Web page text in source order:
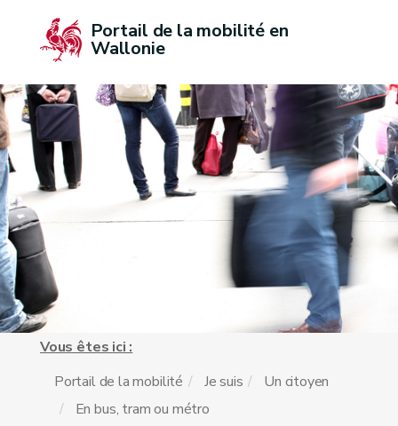
Portail de la mobilité en
Wallonie
Vous êtes ici :
Portail de la mobilité
Je suis
Un citoyen
En bus, tram ou métro